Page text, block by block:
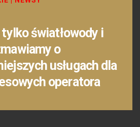
światłowody i
o
usługach dla
operatora